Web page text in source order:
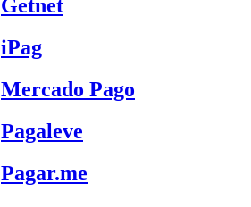
Getnet
iPag
Mercado Pago
Pagaleve
Pagar.me